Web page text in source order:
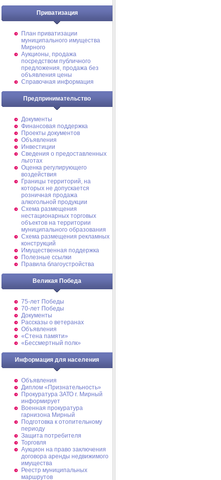
Приватизация
План приватизации
муниципального имущества
Мирного
Аукционы, продажа
посредством публичного
предложения, продажа без
объявления цены
Справочная информация
Предпринимательство
Документы
Финансовая поддержка
Проекты документов
Объявления
Инвестиции
Сведения о предоставленных
льготах
Оценка регулирующего
воздействия
Границы территорий, на
которых не допускается
розничная продажа
алкогольной продукции
Схема размещения
нестационарных торговых
объектов на территории
муниципального образования
Схема размещения рекламных
конструкций
Имущественная поддержка
Полезные ссылки
Правила благоустройства
Великая Победа
75-лет Победы
70-лет Победы
Документы
Рассказы о ветеранах
Объявления
«Стена памяти»
«Бессмертный полк»
Информация для населения
Объявления
Диплом «Признательность»
Прокуратура ЗАТО г. Мирный
информирует
Военная прокуратура
гарнизона Мирный
Подготовка к отопительному
периоду
Защита потребителя
Торговля
Аукцион на право заключения
договора аренды недвижимого
имущества
Реестр муниципальных
маршрутов